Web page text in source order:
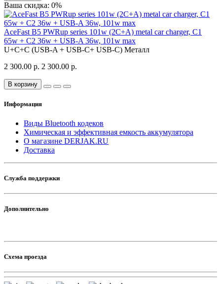
Ваша скидка: 0%
AceFast B5 PWRup series 101w (2C+A) metal car charger, C1
65w + C2 36w + USB-A 36w, 101w max
U+C+C (USB-A + USB-C+ USB-C) Металл
2 300.00 р. 2 300.00 р.
В корзину
Информация
Виды Bluetooth кодеков
Химическая и эффективная емкость аккумулятора
О магазине DERJAK.RU
Доставка
Служба поддержки
Дополнительно
Схема проезда